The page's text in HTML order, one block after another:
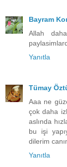
Bayram
Allah
Yanıtla
Tümay
Aaa ne
çok daha
aslında
bu işi
dilerim
Yanıtla